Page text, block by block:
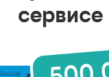
сервисе